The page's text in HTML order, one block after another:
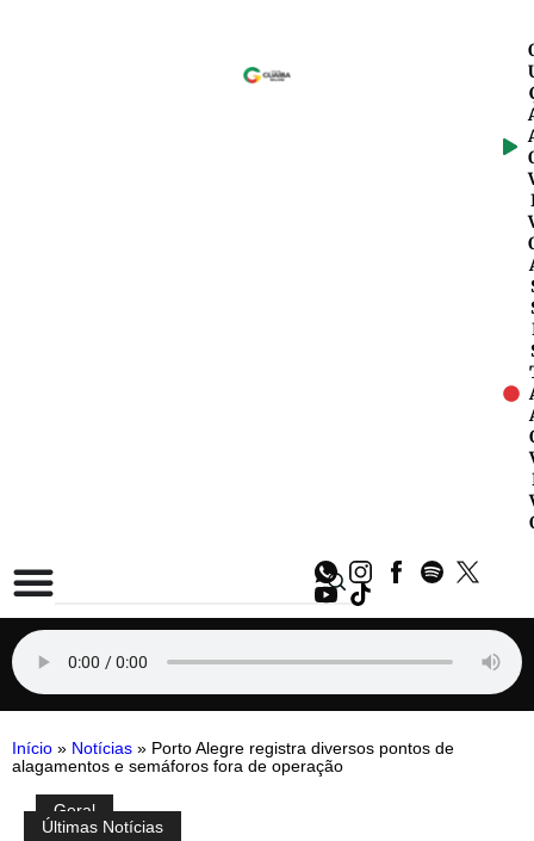
Início » Notícias » Porto Alegre registra diversos pontos de
alagamentos e semáforos fora de operação
Compartilhe:
Geral
PÚltimas Notícias